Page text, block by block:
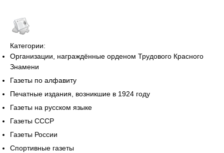
Категории:
Организации, награждённые орденом Трудового Красного
Знамени
Газеты по алфавиту
Печатные издания, возникшие в 1924 году
Газеты на русском языке
Газеты СССР
Газеты России
Спортивные газеты